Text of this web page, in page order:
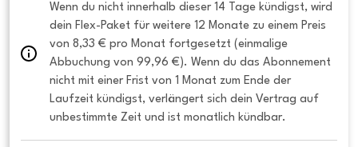
Wenn du nicht innerhalb dieser 14 Tage kündigst, wird
dein Flex-Paket für weitere 12 Monate zu einem Preis
von 8,33 € pro Monat fortgesetzt (einmalige
Abbuchung von 99,96 €). Wenn du das Abonnement
nicht mit einer Frist von 1 Monat zum Ende der
Laufzeit kündigst, verlängert sich dein Vertrag auf
unbestimmte Zeit und ist monatlich kündbar.